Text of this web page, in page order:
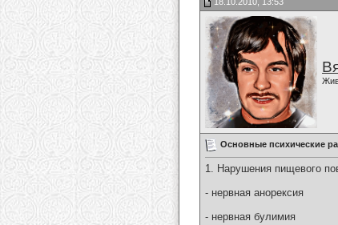
Основные психические
1. Нарушения пищевого
- нервная анорексия
- нервная булимия